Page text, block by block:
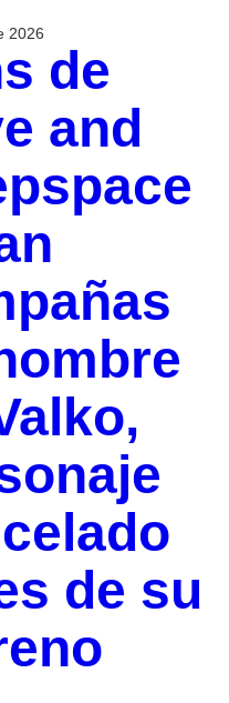
2026
de
and
de su